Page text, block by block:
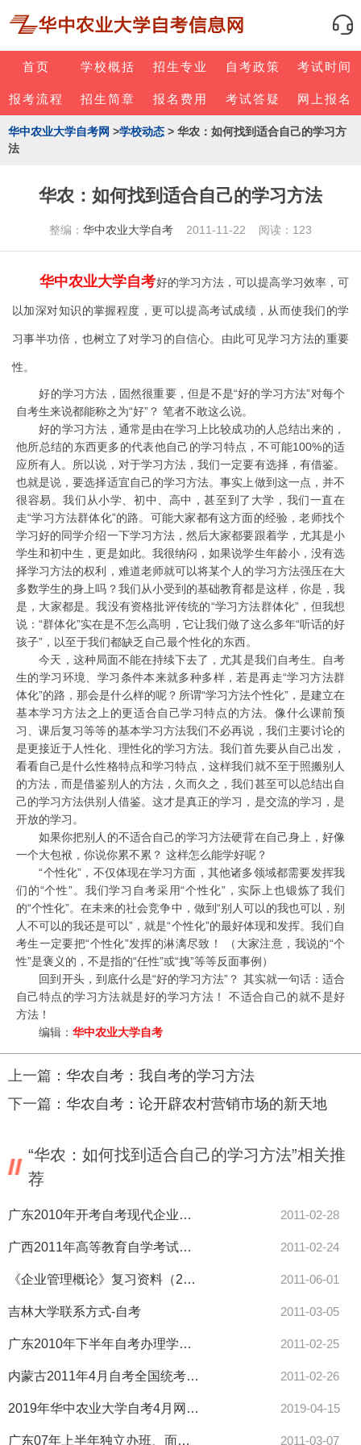
首页 学校概括 招生专业 自考政策 考试时间
报考流程 招生简章 报名费用 考试答疑 网上报名
华中农业大学自考网 >学校动态 > 华农：如何找到适合自己的学习方
法
华农：如何找到适合自己的学习方法
整编： 华中农业大学自考 2011-11-22 阅读：123
华中农业大学自考好的学习方法，可以提高学习效率，可
以加深对知识的掌握程度，更可以提高考试成绩，从而使我们的学
习事半功倍，也树立了对学习的自信心。由此可见学习方法的重要
性。
好的学习方法，固然很重要，但是不是“好的学习方法”对每个
自考生来说都能称之为“好”？ 笔者不敢这么说。
好的学习方法，通常是由在学习上比较成功的人总结出来的，
他所总结的东西更多的代表他自己的学习特点，不可能100%的适
应所有人。所以说，对于学习方法，我们一定要有选择，有借鉴。
也就是说，要选择适宜自己的学习方法。事实上做到这一点，并不
很容易。我们从小学、初中、高中，甚至到了大学，我们一直在
走“学习方法群体化”的路。可能大家都有这方面的经验，老师找个
学习好的同学介绍一下学习方法，然后大家都要跟着学，尤其是小
学生和初中生，更是如此。我很纳闷，如果说学生年龄小，没有选
择学习方法的权利，难道老师就可以将某个人的学习方法强压在大
多数学生的身上吗？我们从小受到的基础教育都是这样，你是，我
是，大家都是。我没有资格批评传统的“学习方法群体化”，但我想
说：“群体化”实在是不怎么高明，它让我们做了这么多年“听话的好
孩子”，以至于我们都缺乏自己最个性化的东西。
今天，这种局面不能在持续下去了，尤其是我们自考生。自考
生的学习环境、学习条件本来就多种多样，若是再走“学习方法群
体化”的路，那会是什么样的呢？所谓“学习方法个性化”，是建立在
基本学习方法之上的更适合自己学习特点的方法。像什么课前预
习、课后复习等等的基本学习方法我们不必再说，我们主要讨论的
是更接近于人性化、理性化的学习方法。我们首先要从自己出发，
看看自己是什么性格特点和学习特点，这样我们就不至于照搬别人
的方法，而是借鉴别人的方法，久而久之，我们甚至可以总结出自
己的学习方法供别人借鉴。这才是真正的学习，是交流的学习，是
开放的学习。
如果你把别人的不适合自己的学习方法硬背在自己身上，好像
一个大包袱，你说你累不累？ 这样怎么能学好呢？
“个性化”，不仅体现在学习方面，其他诸多领域都需要发挥我
们的“个性”。我们学习自考采用“个性化”，实际上也锻炼了我们
的“个性化”。在未来的社会竞争中，做到“别人可以的我也可以，别
人不可以的我还是可以”，就是“个性化”的最好体现和发挥。我们自
考生一定要把“个性化”发挥的淋漓尽致！ （大家注意，我说的“个
性”是褒义的，不是指的“任性”或“拽”等等反面事例）
回到开头，到底什么是“好的学习方法”？ 其实就一句话：适合
自己特点的学习方法就是好的学习方法！ 不适合自己的就不是好
方法！
编辑： 华中农业大学自考
上一篇： 华农自考：我自考的学习方法
下一篇： 华农自考：论开辟农村营销市场的新天地
“华农：如何找到适合自己的学习方法”相关推
荐
广东2010年开考自考现代企业管理专业（独立本科段）的通知-自考 2011-02-28
广西2011年高等教育自学考试考生守则-自考 2011-02-24
《企业管理概论》复习资料（2－19章） 2011-06-01
吉林大学联系方式-自考 2011-03-05
广东2010年下半年自考办理学历证明须知-自考 2011-02-25
内蒙古2011年4月自考全国统考课程新闻评论写作试卷结构调整通知- 2011-02-26
2019年华中农业大学自考4月网上报名考生须知 2019-04-15
广东07年上半年独立办班、面向农村考生自考申请毕业通知-自考 2011-03-07